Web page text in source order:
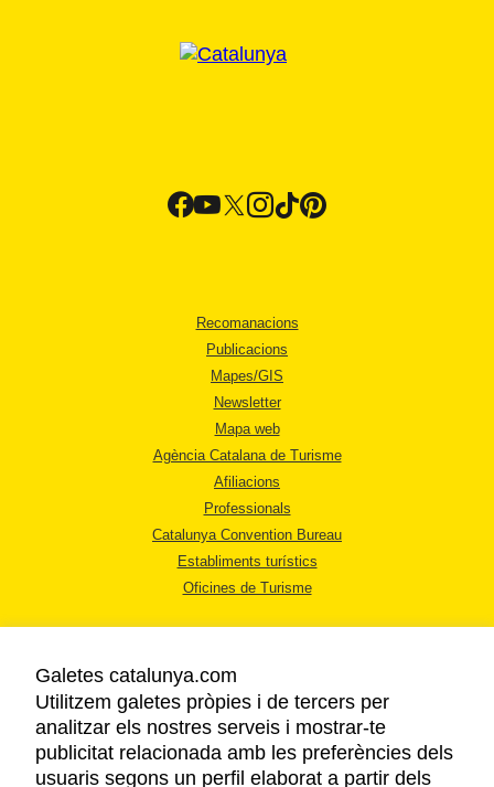
Recomanacions
Publicacions
Mapes/GIS
Newsletter
Mapa web
Agència Catalana de Turisme
Afiliacions
Professionals
Catalunya Convention Bureau
Establiments turístics
Oficines de Turisme
AVÍS LEGAL
POLÍTICA DE PRIVACITAT
Galetes catalunya.com
Utilitzem galetes pròpies i de tercers per
analitzar els nostres serveis i mostrar-te
publicitat relacionada amb les preferències dels
usuaris segons un perfil elaborat a partir dels